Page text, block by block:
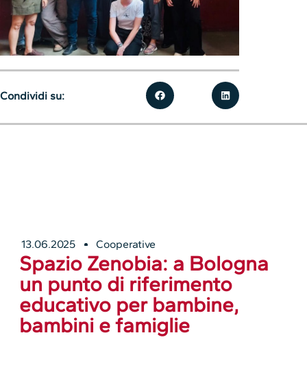
13.06.2025 Cooperative
Spazio Zenobia: a Bologna
un punto di riferimento
educativo per bambine,
bambini e famiglie
Condividi su: